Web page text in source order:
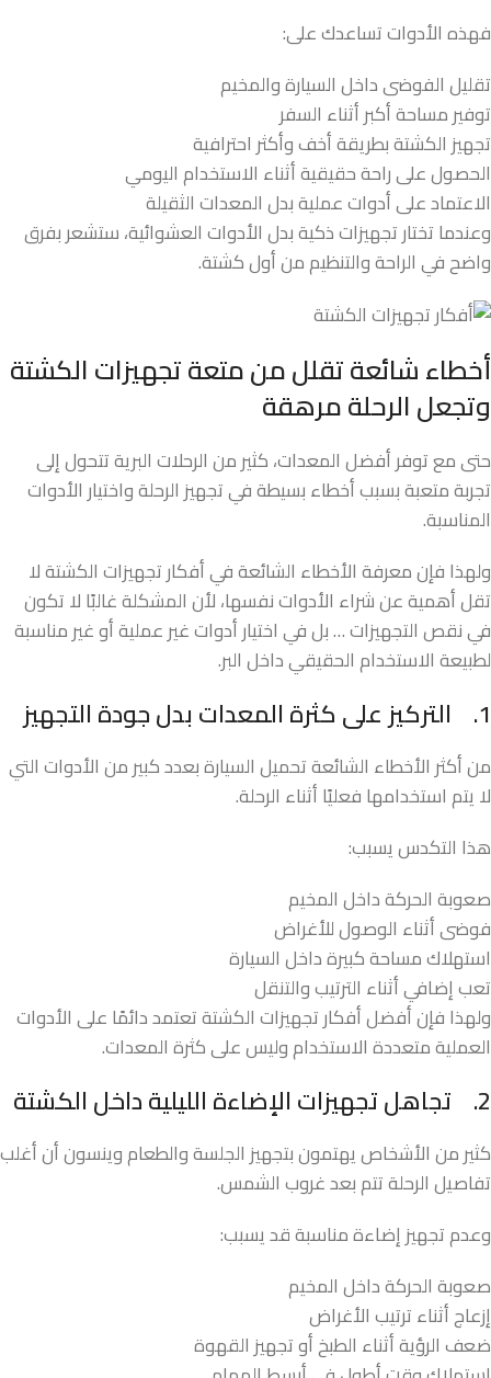
فهذه الأدوات تساعدك على:
تقليل الفوضى داخل السيارة والمخيم
توفير مساحة أكبر أثناء السفر
تجهيز الكشتة بطريقة أخف وأكثر احترافية
الحصول على راحة حقيقية أثناء الاستخدام اليومي
الاعتماد على أدوات عملية بدل المعدات الثقيلة
وعندما تختار تجهيزات ذكية بدل الأدوات العشوائية، ستشعر بفرق
واضح في الراحة والتنظيم من أول كشتة.
أخطاء شائعة تقلل من متعة تجهيزات الكشتة
وتجعل الرحلة مرهقة
حتى مع توفر أفضل المعدات، كثير من الرحلات البرية تتحول إلى
تجربة متعبة بسبب أخطاء بسيطة في تجهيز الرحلة واختيار الأدوات
المناسبة.
ولهذا فإن معرفة الأخطاء الشائعة في أفكار تجهيزات الكشتة لا
تقل أهمية عن شراء الأدوات نفسها، لأن المشكلة غالبًا لا تكون
في نقص التجهيزات … بل في اختيار أدوات غير عملية أو غير مناسبة
لطبيعة الاستخدام الحقيقي داخل البر.
1. التركيز على كثرة المعدات بدل جودة التجهيز
من أكثر الأخطاء الشائعة تحميل السيارة بعدد كبير من الأدوات التي
لا يتم استخدامها فعليًا أثناء الرحلة.
هذا التكدس يسبب:
صعوبة الحركة داخل المخيم
فوضى أثناء الوصول للأغراض
استهلاك مساحة كبيرة داخل السيارة
تعب إضافي أثناء الترتيب والتنقل
ولهذا فإن أفضل أفكار تجهيزات الكشتة تعتمد دائمًا على الأدوات
العملية متعددة الاستخدام وليس على كثرة المعدات.
2. تجاهل تجهيزات الإضاءة الليلية داخل الكشتة
كثير من الأشخاص يهتمون بتجهيز الجلسة والطعام وينسون أن أغلب
تفاصيل الرحلة تتم بعد غروب الشمس.
وعدم تجهيز إضاءة مناسبة قد يسبب:
صعوبة الحركة داخل المخيم
إزعاج أثناء ترتيب الأغراض
ضعف الرؤية أثناء الطبخ أو تجهيز القهوة